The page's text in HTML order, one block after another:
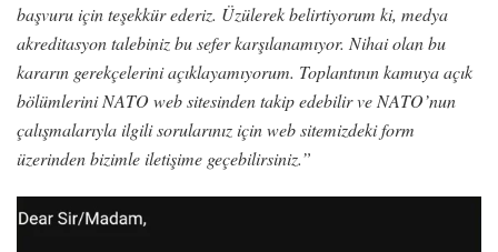
başvuru için teşekkür ederiz. Üzülerek belirtiyorum ki, medya
akreditasyon talebiniz bu sefer karşılanamıyor. Nihai olan bu
kararın gerekçelerini açıklayamıyorum. Toplantının kamuya açık
bölümlerini NATO web sitesinden takip edebilir ve NATO’nun
çalışmalarıyla ilgili sorularınız için web sitemizdeki form
üzerinden bizimle iletişime geçebilirsiniz.”